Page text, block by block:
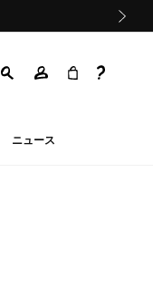
ニュース